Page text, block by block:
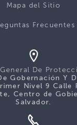
Mapa del Sitio
Frecuentes
De
Gobernación Y
Nivel 9 Calle
Centro de
Salvador.